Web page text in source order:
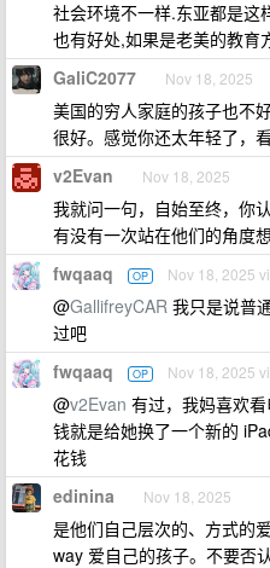
社会环境不一样.东亚都是这
也有好处,如果是老美的教育
GaliC2077 Nov 18, 2025
美国的穷人家庭的孩子也不
很好。感觉你还太年轻了，
v2Evan Nov 18, 2025
我就问一句，自始至终，你
有没有一次站在他们的角度
fwqaaq OP Nov 18, 2025
@GallifreyCAR 我只是说普
过吧
fwqaaq OP Nov 18, 2025
@v2Evan 有过，我妈喜欢
钱就是给她换了一个新的
花钱
edinina Nov 18, 2025
是他们自己层次的、方式的
way 爱自己的孩子。不要否